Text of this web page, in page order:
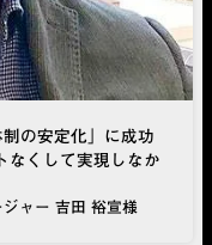
の安定化」に成功
くして実現しなか
ャー 吉田 裕宣様